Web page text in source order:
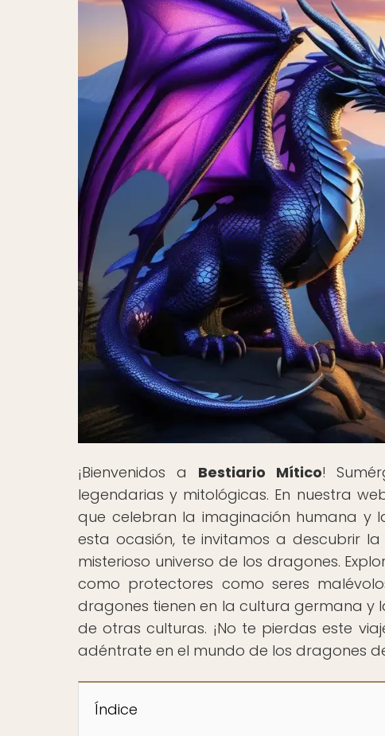
¡Bienvenidos a Bestiario Mítico!
legendarias y mitológicas. En nuestra
que celebran la imaginación humana y
esta ocasión, te invitamos a descubrir
misterioso universo de los dragones.
como protectores como seres
dragones tienen en la cultura germana y
de otras culturas. ¡No te pierdas este
adéntrate en el mundo de los dragones
Índice